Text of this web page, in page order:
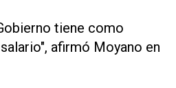
tiene como
afirmó Moyano en